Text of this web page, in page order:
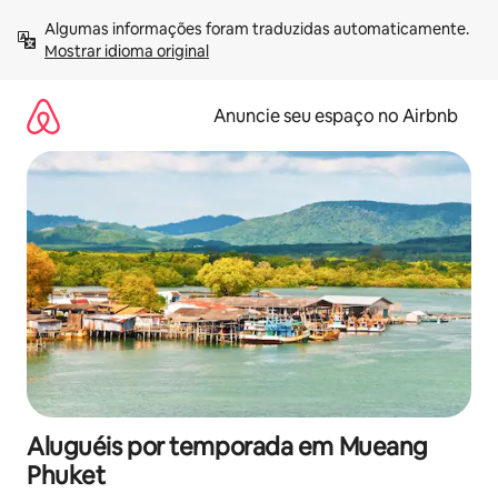
para
Mostrar idioma original
Anuncie seu espaço no Airbnb
Aluguéis por temporada em Mueang
Phuket